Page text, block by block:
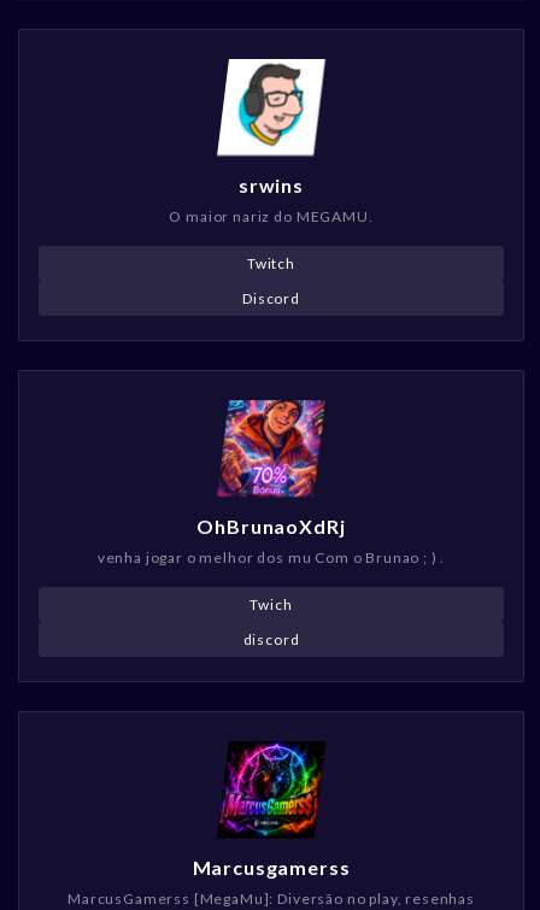
srwins
O maior nariz do MEGAMU.
Twitch
Discord
OhBrunaoXdRj
venha jogar o melhor dos mu Com o Brunao ; ) .
Twich
discord
Marcusgamerss
MarcusGamerss [MegaMu]: Diversão no play, resenhas